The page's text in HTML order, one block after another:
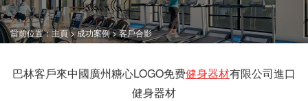
當前位置：主頁>成功案例>客戶合影
巴林客戶來中國廣州糖心LOGO免费健身器材有限公司進口
健身器材